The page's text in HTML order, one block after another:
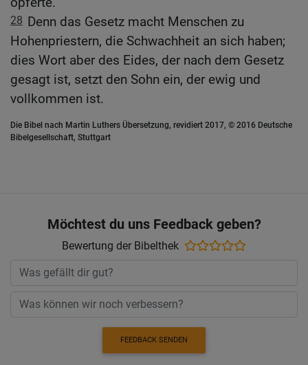
28 Denn das Gesetz macht Menschen zu
Hohenpriestern, die Schwachheit an sich haben;
dies Wort aber des Eides, der nach dem Gesetz
gesagt ist, setzt den Sohn ein, der ewig und
vollkommen ist.
Die Bibel nach Martin Luthers Übersetzung, revidiert 2017, © 2016 Deutsche
Bibelgesellschaft, Stuttgart
Möchtest du uns Feedback geben?
Bewertung der Bibelthek
FEEDBACK SENDEN